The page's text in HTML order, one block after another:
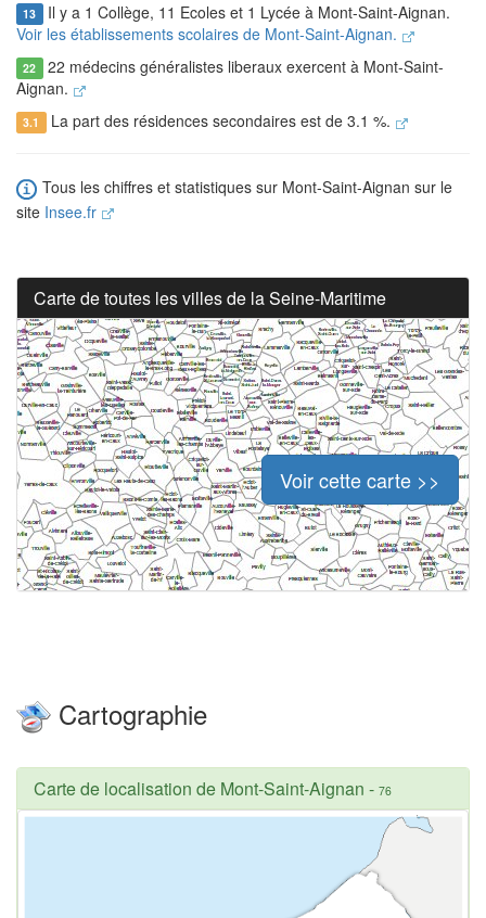
13 Il y a 1 Collège, 11 Ecoles et 1 Lycée à Mont-Saint-Aignan.
Voir les établissements scolaires de Mont-Saint-Aignan.
22 22 médecins généralistes liberaux exercent à Mont-Saint-
Aignan.
3.1 La part des résidences secondaires est de 3.1 %.
Tous les chiffres et statistiques sur Mont-Saint-Aignan sur le
site Insee.fr
Carte de toutes les villes de la Seine-Maritime
Voir cette carte >>
Cartographie
Carte de localisation de Mont-Saint-Aignan - 76